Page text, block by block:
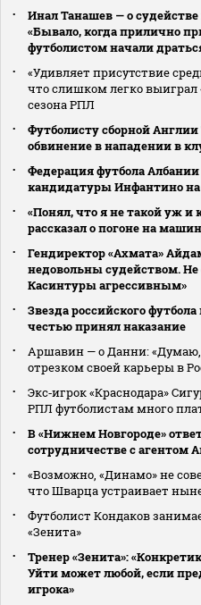
Инал Танашев — о
«Бывало, когда прилично
футболистом начали
«Удивляет присутствие
что слишком легко выиграл
сезона РПЛ
Футболисту сборной
обвинение в нападении в
Федерация футбола
кандидатуры Инфантино
«Понял, что я не такой уж и
рассказал о погоне на
Гендиректор «Ахмата»
недовольны судейством.
Касинтуры агрессивным»
Звезда российского
честью принял наказание
Аршавин — о Данни: «Думаю,
отрезком своей карьеры в
Экс‑игрок «Краснодара»
РПЛ футболистам много
В «Нижнем Новгороде»
сотрудничестве с агентом
«Возможно, «Динамо» не
что Шварца устраивает
Футболист Кондаков
«Зенита»
Тренер «Зенита»:
Уйти может любой, если
игрока»